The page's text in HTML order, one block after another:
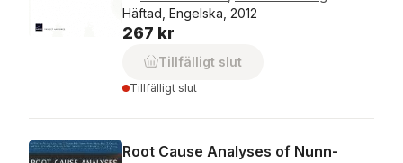
Häftad, Engelska, 2012
267 kr
Tillfälligt slut
Tillfälligt slut
Root Cause Analyses of Nunn-